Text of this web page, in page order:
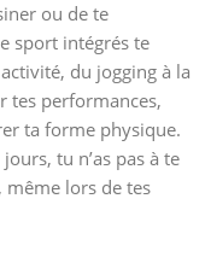
ou de te
sport intégrés te
du jogging à la
tes performances,
ta forme physique.
tu n’as pas à te
même lors de tes